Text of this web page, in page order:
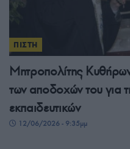
ΠΙΣΤΗ
Μητροπολίτης
των αποδοχών του για
εκπαιδευτικών
12/06/2026 - 9:35μμ